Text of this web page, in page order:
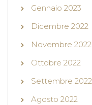
Gennaio 2023
Dicembre 2022
Novembre 2022
Ottobre 2022
Settembre 2022
Agosto 2022